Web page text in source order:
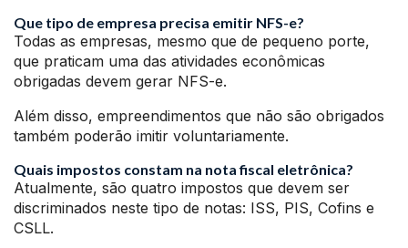
Que tipo de empresa precisa emitir NFS-e?
Todas as empresas, mesmo que de pequeno porte,
que praticam uma das atividades econômicas
obrigadas devem gerar NFS-e.
Além disso, empreendimentos que não são obrigados
também poderão imitir voluntariamente.
Quais impostos constam na nota fiscal eletrônica?
Atualmente, são quatro impostos que devem ser
discriminados neste tipo de notas: ISS, PIS, Cofins e
CSLL.